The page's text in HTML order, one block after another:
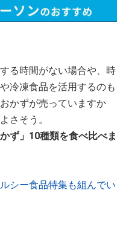
る時間がない場合や、時
冷凍食品を活用するのも
かずが売っていますか
さそう。
ず」10種類を食べ比べま
シー食品特集も組んでい